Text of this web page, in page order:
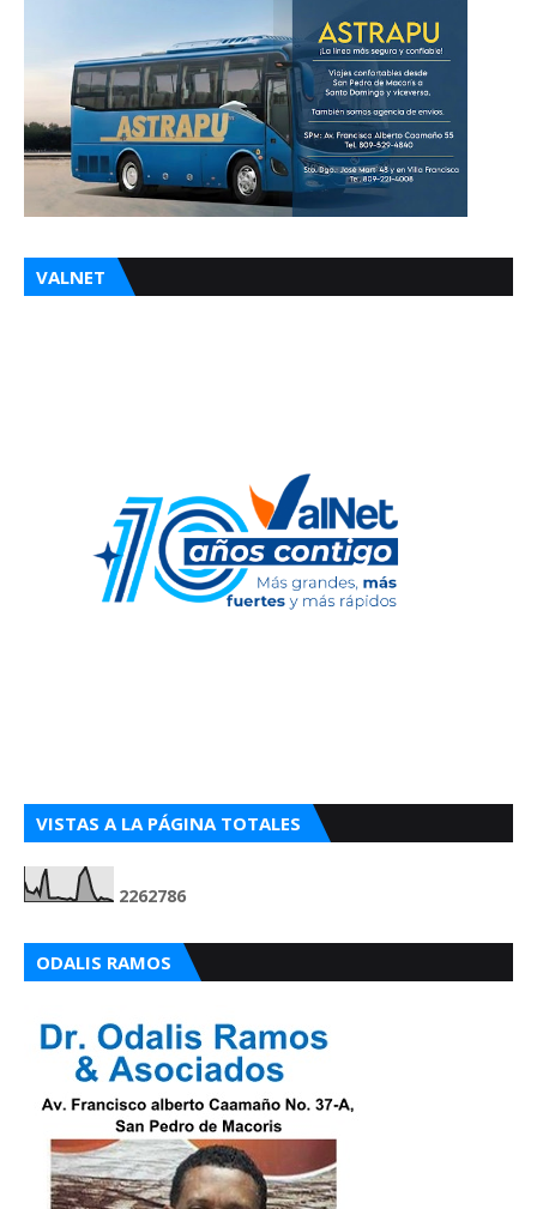
VALNET
VISTAS A LA PÁGINA TOTALES
2262786
ODALIS RAMOS